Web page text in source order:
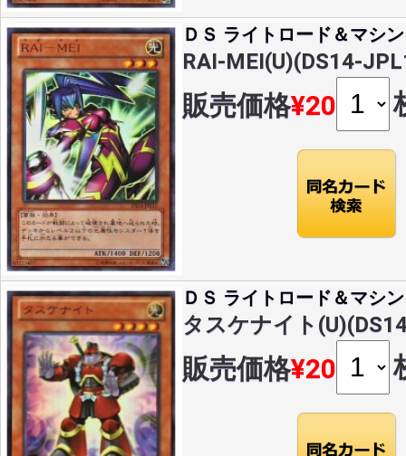
ＤＳ ライトロード＆マシ
RAI-MEI(U)(DS14-
販売価格¥20
ＤＳ ライトロード＆マシ
タスケナイト
販売価格¥20